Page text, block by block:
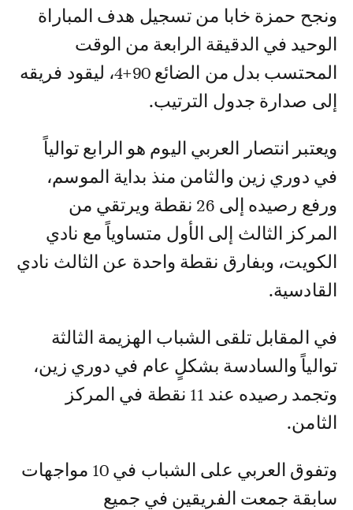
ونجح حمزة خابا من تسجيل هدف المباراة
الوحيد في الدقيقة الرابعة من الوقت
المحتسب بدل من الضائع 90+4، ليقود فريقه
إلى صدارة جدول الترتيب.
ويعتبر انتصار العربي اليوم هو الرابع توالياً
في دوري زين والثامن منذ بداية الموسم،
ورفع رصيده إلى 26 نقطة ويرتقي من
المركز الثالث إلى الأول متساوياً مع نادي
الكويت، وبفارق نقطة واحدة عن الثالث نادي
القادسية.
في المقابل تلقى الشباب الهزيمة الثالثة
توالياً والسادسة بشكلٍ عام في دوري زين،
وتجمد رصيده عند 11 نقطة في المركز
الثامن.
وتفوق العربي على الشباب في 10 مواجهات
سابقة جمعت الفريقين في جميع